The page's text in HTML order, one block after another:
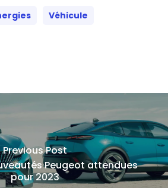
Véhicule
Previous Post
Peugeot attendues
pour 2023